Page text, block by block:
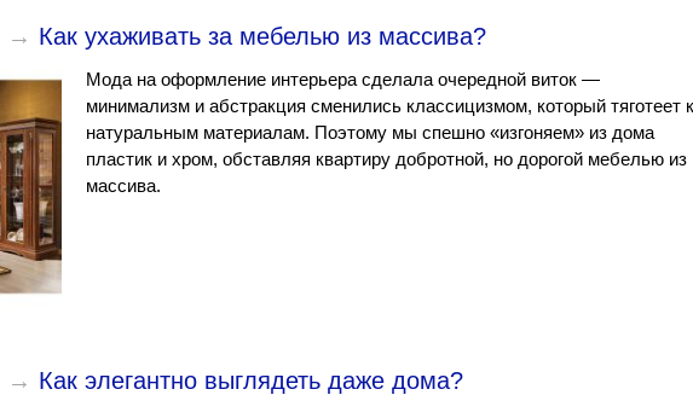
→ Как ухаживать за мебелью из массива?
Мода на оформление интерьера сделала очередной виток —
минимализм и абстракция сменились классицизмом, который тяготеет к
натуральным материалам. Поэтому мы спешно «изгоняем» из дома
пластик и хром, обставляя квартиру добротной, но дорогой мебелью из
массива.
→ Как элегантно выглядеть даже дома?